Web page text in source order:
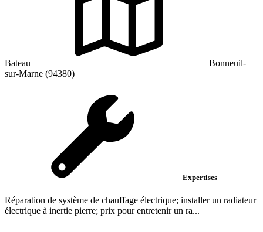
Bateau
Bonneuil-
sur-Marne (94380)
Expertises
Réparation de système de chauffage électrique; installer un radiateur
électrique à inertie pierre; prix pour entretenir un ra...